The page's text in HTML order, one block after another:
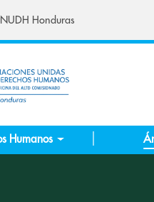
Honduras
Humanos